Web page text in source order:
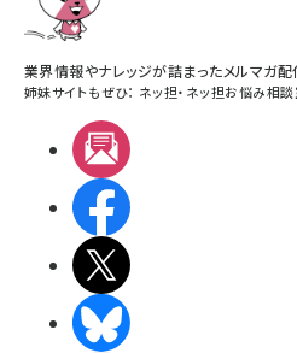
業界情報やナレッジが詰まったメルマガ配
姉妹サイトもぜひ： ネッ担・ ネッ担お悩み相談